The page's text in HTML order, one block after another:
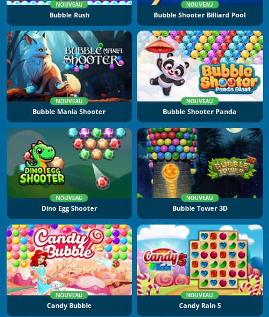
NOUVEAU
Bubble Rush
NOUVEAU
Bubble Shooter Billiard Pool
NOUVEAU
Bubble Mania Shooter
NOUVEAU
Bubble Shooter Panda
NOUVEAU
Dino Egg Shooter
NOUVEAU
Bubble Tower 3D
NOUVEAU
Candy Bubble
NOUVEAU
Candy Rain 5